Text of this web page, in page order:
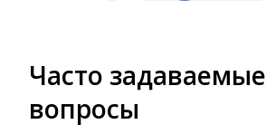
Часто задаваемые
вопросы